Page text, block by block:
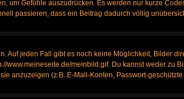
um Gefühle auszudrücken. Es werden nur kurze
passieren, dass ein Beitrag dadurch völlig
Auf jeden Fall gibt es noch keine Möglichkeit, Bilder
www.meineseite.de/meinbild.gif. Du kannst weder
anzuzeigen (z.B. E-Mail-Konten, Passwort-